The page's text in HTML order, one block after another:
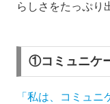
らしさをたっぷり
①コミュニケ
「私は、コミュ